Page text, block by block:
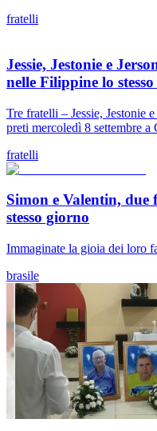
fratelli
Jessie, Jestonie e
nelle Filippine lo
Tre fratelli – Jessie, Jestonie
preti mercoledì 8 settembre
fratelli
Simon e Valentin,
stesso giorno
Immaginate la gioia dei loro
brasile